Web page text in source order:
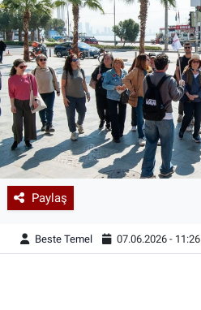
Paylaş
Beste Temel 07.06.2026 - 11:26